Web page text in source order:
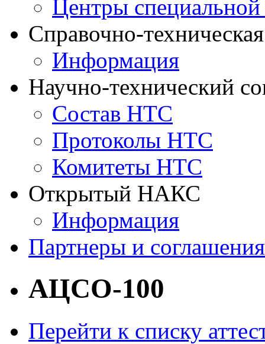
Центры
Справочно-
Информация
Научно-технический
Состав НТС
Протоколы НТС
Комитеты НТС
Открытый НАКС
Информация
Партнеры и соглашения
АЦСО-100
Перейти к списку